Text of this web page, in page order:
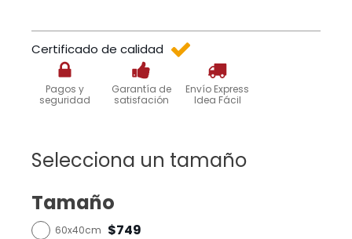
Certificado de calidad
Pagos y
seguridad
Garantía de
satisfación
Envío Express
Idea Fácil
Selecciona un tamaño
Tamaño
60x40cm $749